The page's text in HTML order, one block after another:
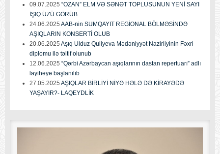
09.07.2025 “OZAN” ELM VƏ SƏNƏT TOPLUSUNUN YENİ SAYI
İŞIQ ÜZÜ GÖRÜB
24.06.2025 AAB-nin SUMQAYIT REGİONAL BÖLMƏSİNDƏ
AŞIQLARIN KONSERTİ OLUB
20.06.2025 Aşıq Ulduz Quliyeva Mədəniyyət Nazirliyinin Fəxri
diplomu ilə təltif olunub
12.06.2025 “Qərbi Azərbaycan aşıqlarının dastan repertuarı” adlı
layihəyə başlanılıb
27.05.2025 AŞIQLAR BİRLİYİ NİYƏ HƏLƏ DƏ KİRAYƏDƏ
YAŞAYIR?- LAQEYDLİK